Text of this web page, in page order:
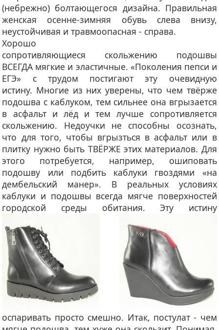
(небрежно) болтающегося дизайна. Правильная
женская осенне-зимняя обувь слева внизу,
неустойчивая и травмоопасная - справа.
Хорошо
сопротивляющиеся скольжению подошвы
ВСЕГДА мягкие и эластичные. «Поколения пепси и
ЕГЭ» с трудом постигают эту очевидную
истину. Многие из них уверены, что чем твёрже
подошва с каблуком, тем сильнее она вгрызается
в асфальт и лёд и тем лучше сопротивляется
скольжению. Недоучки не способны осознать,
что для того, чтобы вгрызться в асфальт или в
плитку нужно быть ТВЁРЖЕ этих материалов. Для
этого потребуется, например, ошиповать
подошву или подбить каблуки гвоздями «на
дембельский манер». В реальных условиях
каблуки и подошвы всегда мягче поверхностей
городской среды обитания.
Эту истину
оспаривать просто смешно. Итак, постулат - чем